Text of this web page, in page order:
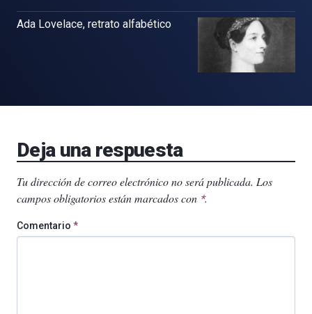
Ada Lovelace, retrato alfabético
Deja una respuesta
Tu dirección de correo electrónico no será publicada. Los
campos obligatorios están marcados con *.
Comentario *